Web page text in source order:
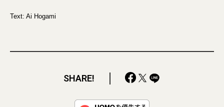
Text: Ai Hogami
SHARE!